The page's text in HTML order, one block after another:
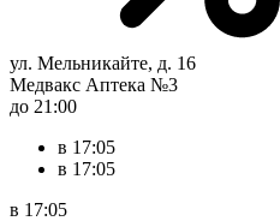
ул. Мельникайте, д. 16
Медвакс Аптека №3
до 21:00
в 17:05
в 17:05
в 17:05